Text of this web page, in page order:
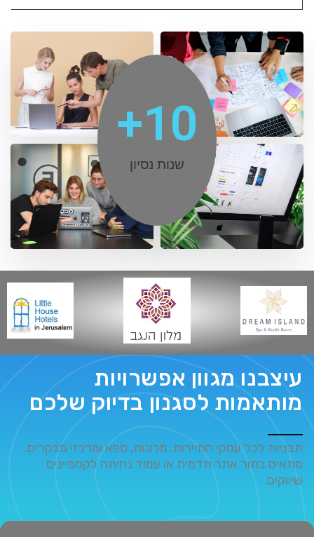
שנות נסיון
10
+
עיצבנו מגוון אפשרויות
מותאמות לסגנון בדיוק שלכם
תבניות לכל עסקי התיירות. מלונות, ספא ומרכזי מבקרים.
מתאים בתור אתר תדמית או עמוד נחיתה לקמפיינים
שיווקים.